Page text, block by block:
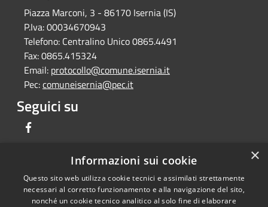
Piazza Marconi, 3 - 86170 Isernia (IS)
P.Iva:00034670943
Telefono: Centralino Unico 0865.4491
Fax:0865.415324
Email: protocollo@comune.isernia.it
Pec:comuneisernia@pec.it
Seguici su
RSS
Accessibilità
Copyright © 2026 • Comune di
Isernia • Powered by
×
Informazioni sui cookie
Questo sito web utilizza cookie tecnici e assimilati strettamente
necessari al corretto funzionamento e alla navigazione del sito,
nonché un cookie tecnico analitico al solo fine di elaborare